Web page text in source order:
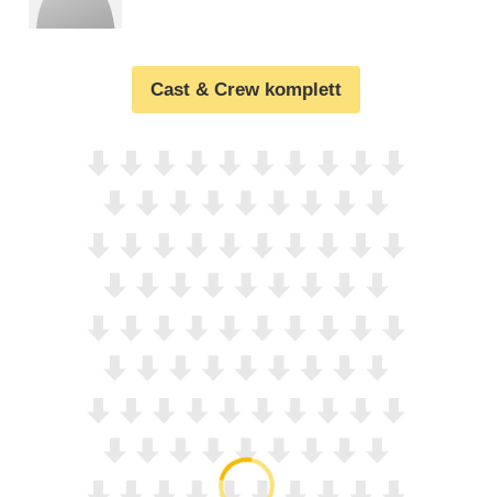
Cast & Crew komplett